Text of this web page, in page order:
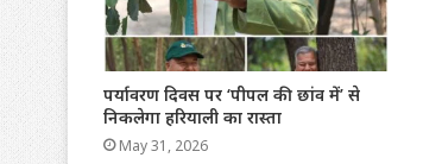
पर्यावरण दिवस पर ‘पीपल की छांव में’ से
निकलेगा हरियाली का रास्ता
May 31, 2026